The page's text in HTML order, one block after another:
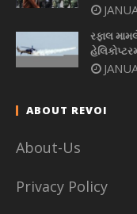
રફાલ
ABOUT REVOI
About-Us
Privacy Policy